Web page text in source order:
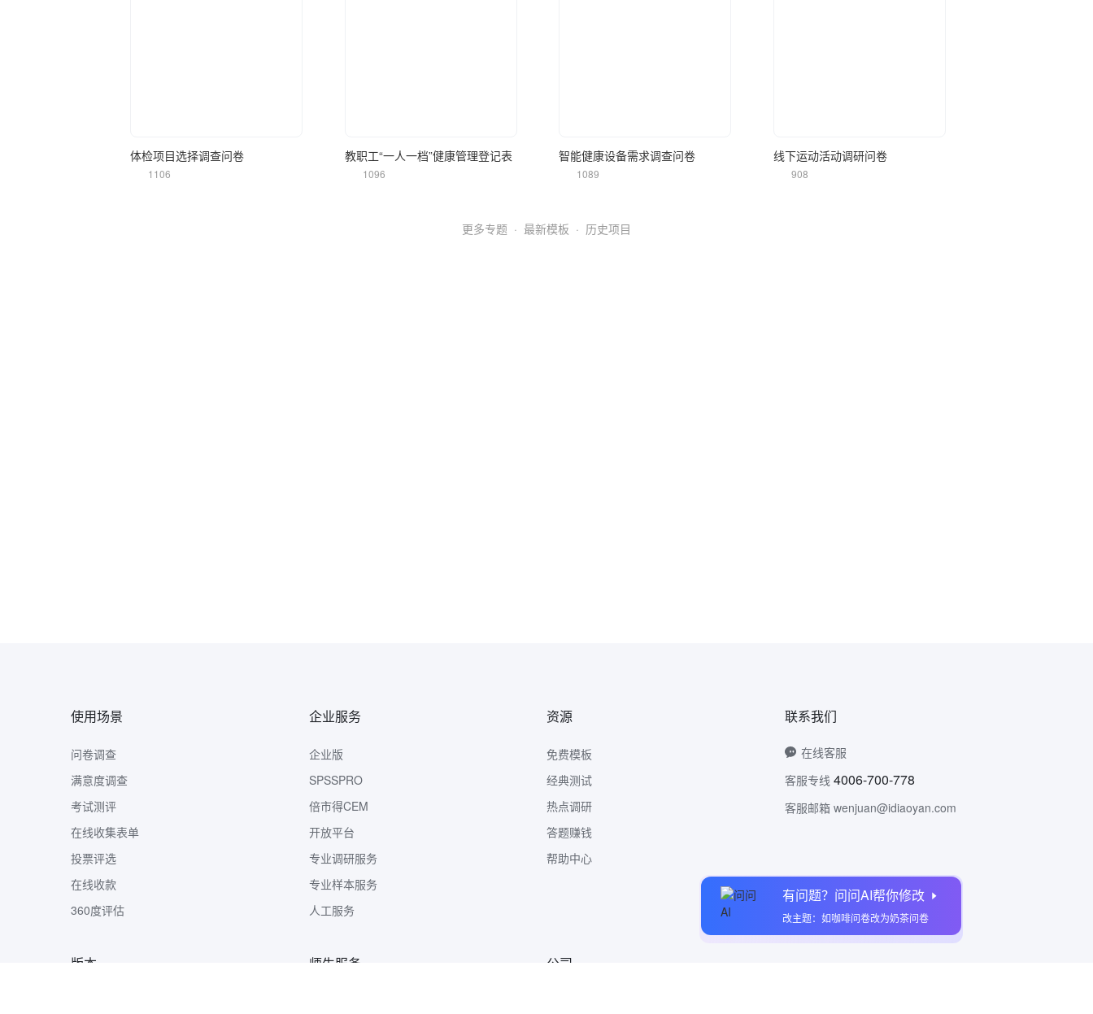
有问题？问问AI帮你修改
改主题：如咖啡问卷改为奶茶问卷
体检项目选择调查问卷
1106
教职工“一人一档”健康管理登记表
1096
智能健康设备需求调查问卷
1089
线下运动活动调研问卷
908
更多专题 · 最新模板 · 历史项目
使用场景
问卷调查
满意度调查
考试测评
在线收集表单
投票评选
在线收款
360度评估
企业服务
企业版
SPSSPRO
倍市得CEM
开放平台
专业调研服务
专业样本服务
人工服务
资源
免费模板
经典测试
热点调研
答题赚钱
帮助中心
联系我们
在线客服
客服专线 4006-700-778
客服邮箱 wenjuan@idiaoyan.com
问卷网公众号
版本 师生服务 公司